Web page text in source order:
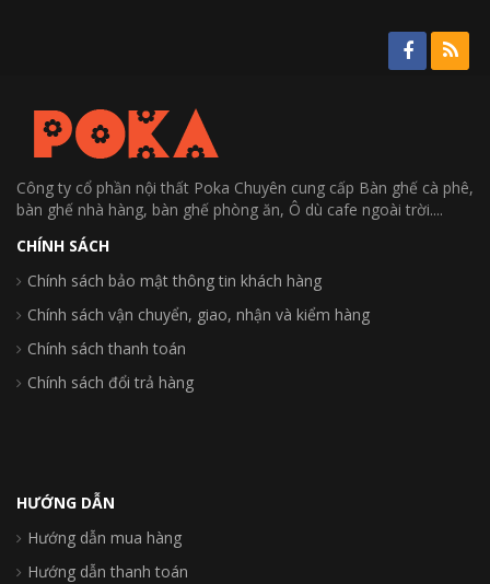
Công ty cổ phần nội thất Poka Chuyên cung cấp Bàn ghế cà phê,
bàn ghế nhà hàng, bàn ghế phòng ăn, Ô dù cafe ngoài trời....
CHÍNH SÁCH
Chính sách bảo mật thông tin khách hàng
Chính sách vận chuyển, giao, nhận và kiểm hàng
Chính sách thanh toán
Chính sách đổi trả hàng
HƯỚNG DẪN
Hướng dẫn mua hàng
Hướng dẫn thanh toán